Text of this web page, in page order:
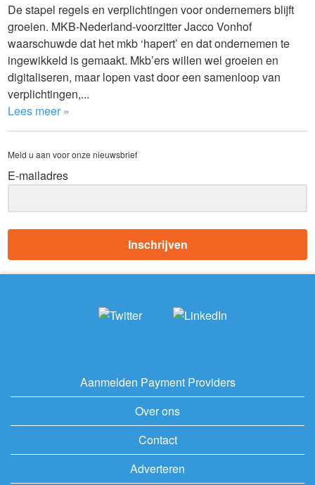
De stapel regels en verplichtingen voor ondernemers blijft
groeien. MKB-Nederland-voorzitter Jacco Vonhof
waarschuwde dat het mkb ‘hapert’ en dat ondernemen te
ingewikkeld is gemaakt. Mkb’ers willen wel groeien en
digitaliseren, maar lopen vast door een samenloop van
verplichtingen,...
Lees meer »
Meld u aan voor onze nieuwsbrief
E-mailadres
Inschrijven
Aanmelden Payment Providers
Over ons
Contact
Adverteren